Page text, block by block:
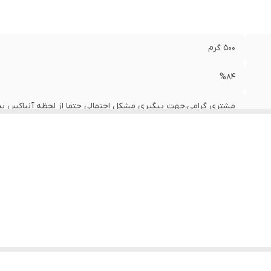
500 گرم
%84
مشتری گرامی،جهت پیگیری مشکل احتمالی حتما از لحظه آنباکس